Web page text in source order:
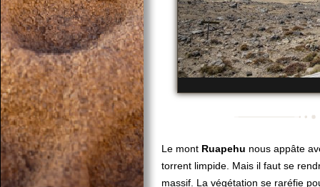
Le mont Ruapehu nous appâte
torrent limpide. Mais il faut se
massif. La végétation se raréfie